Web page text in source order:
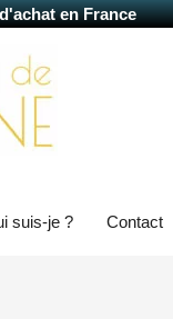
en France
suis-je ? Contact